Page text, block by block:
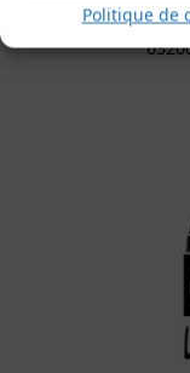
Politique de